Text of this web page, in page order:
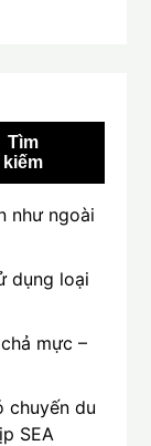
Tìm
kiếm
như ngoài
dụng loại
mực –
chuyến du
SEA